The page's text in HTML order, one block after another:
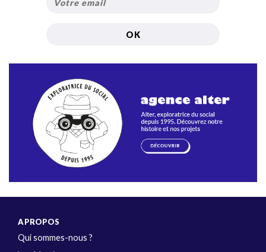
A PROPOS
Qui sommes-nous ?